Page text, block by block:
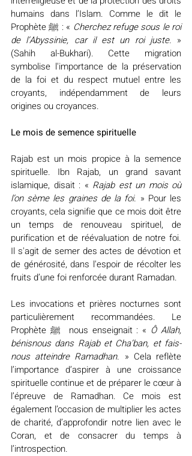
humains dans l’Islam. Comme le dit le
Prophète ﷺ : « Cherchez refuge sous le roi
de l’Abyssinie, car il est un roi juste. »
(Sahih al-Bukhari). Cette migration
symbolise l'importance de la préservation
de la foi et du respect mutuel entre les
croyants, indépendamment de leurs
origines ou croyances.
Le mois de semence spirituelle
Rajab est un mois propice à la semence
spirituelle. Ibn Rajab, un grand savant
islamique, disait : « Rajab est un mois où
l’on sème les graines de la foi. » Pour les
croyants, cela signifie que ce mois doit être
un temps de renouveau spirituel, de
purification et de réévaluation de notre foi.
Il s'agit de semer des actes de dévotion et
de générosité, dans l'espoir de récolter les
fruits d’une foi renforcée durant Ramadan.
Les invocations et prières nocturnes sont
particulièrement recommandées. Le
Prophète ﷺ  nous enseignait : « Ô Allah,
bénisnous dans Rajab et Cha’ban, et fais-
nous atteindre Ramadhan. » Cela reflète
l’importance d’aspirer à une croissance
spirituelle continue et de préparer le cœur à
l’épreuve de Ramadhan. Ce mois est
également l’occasion de multiplier les actes
de charité, d’approfondir notre lien avec le
Coran, et de consacrer du temps à
l’introspection.